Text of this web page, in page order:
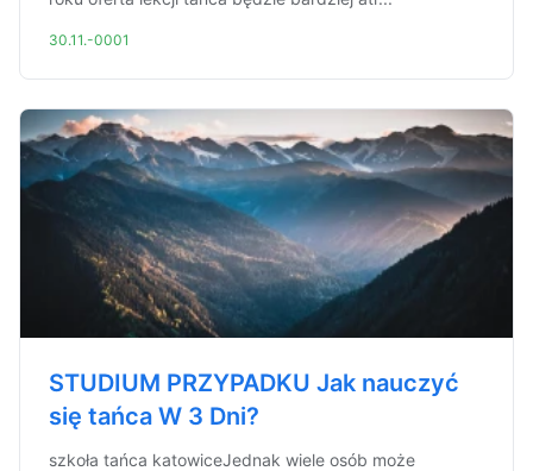
30.11.-0001
STUDIUM PRZYPADKU Jak nauczyć
się tańca W 3 Dni?
szkoła tańca katowiceJednak wiele osób może